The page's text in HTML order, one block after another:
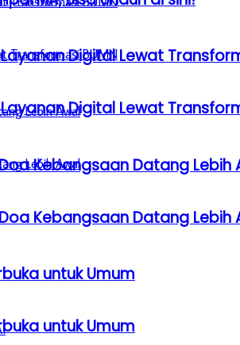
Digital Lewat
Kebangsaan Datang Lebih
untuk Umum
Digital Lewat
Kebangsaan Datang Lebih
untuk Umum